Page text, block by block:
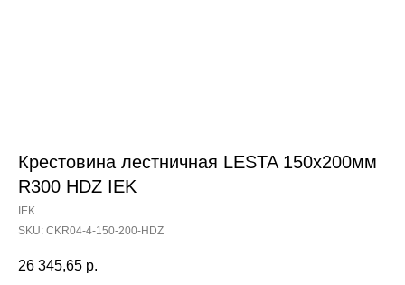
Крестовина лестничная LESTA 150х200мм
R300 HDZ IEK
IEK
SKU: CKR04-4-150-200-HDZ
26 345,65 р.